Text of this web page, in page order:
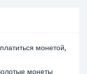
монетой,
монеты